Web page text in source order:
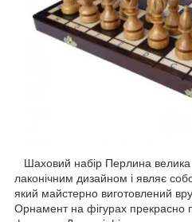
Шаховий набір Перлина велика
лаконічним дизайном і являє
який майстерно виготовлений
Орнамент на фігурах прекрасно